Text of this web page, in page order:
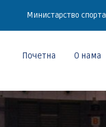
Министарство спорта
Почетна О нама